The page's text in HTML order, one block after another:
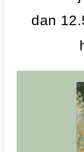
dan